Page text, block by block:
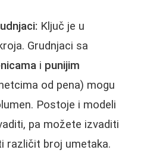
Ključ je u
Grudnjaci sa
i punijim
od pena) mogu
Postoje i modeli
pa možete izvaditi
različit broj umetaka.